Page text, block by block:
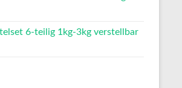
6-teilig 1kg-3kg verstellbar